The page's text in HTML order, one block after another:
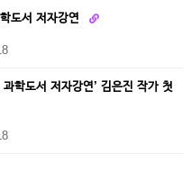
도서 저자강연
학도서 저자강연’ 김은진 작가 첫